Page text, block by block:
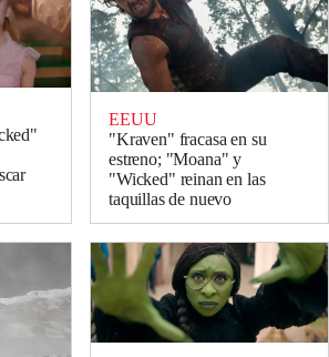
EEUU
"Kraven" fracasa en su
estreno; "Moana" y
"Wicked" reinan en las
taquillas de nuevo